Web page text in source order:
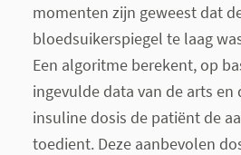
momenten zijn geweest dat
bloedsuikerspiegel te laag
Een algoritme berekent, op
ingevulde data van de arts
insuline dosis de patiënt de
toedient. Deze aanbevolen